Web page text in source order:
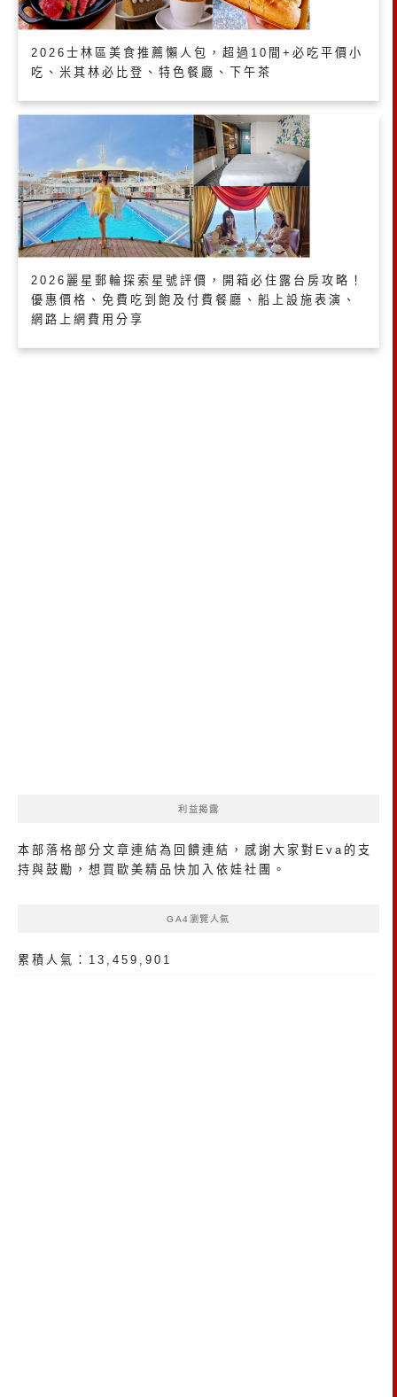
2026士林區美食推薦懶人包，超過10間+必吃平價小
吃、米其林必比登、特色餐廳、下午茶
2026麗星郵輪探索星號評價，開箱必住露台房攻略！
優惠價格、免費吃到飽及付費餐廳、船上設施表演、
網路上網費用分享
利益揭露
本部落格部分文章連結為回饋連結，感謝大家對Eva的支
持與鼓勵，想買歐美精品 快加入依娃社團 。
GA4瀏覽人氣
累積人氣：13,459,901